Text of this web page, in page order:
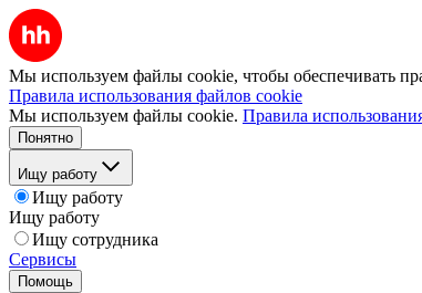
Мы используем файлы cookie, чтобы обеспечивать
Правила использования файлов cookie
Мы используем файлы cookie. Правила
Понятно
Ищу работу
Ищу работу
Ищу работу
Ищу сотрудника
Сервисы
Помощь